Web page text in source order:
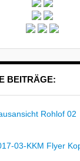
BEITRÄGE:
Rohlof 02
03-KKM Flyer